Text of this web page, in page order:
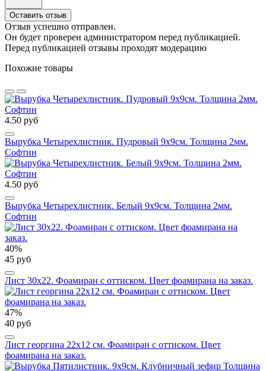
Оставить отзыв
Отзыв успешно отправлен.
Он будет проверен администратором перед публикацией.
Перед публикацией отзывы проходят модерацию
Похожие товары
4.50 руб
Вырубка Четырехлистник. Пудровый 9х9см. Толщина 2мм.
Софтин
4.50 руб
Вырубка Четырехлистник. Белый 9х9см. Толщина 2мм.
Софтин
40%
45 руб
Лист 30х22. Фоамиран с оттиском. Цвет фоамирана на заказ.
47%
40 руб
Лист георгина 22х12 см. Фоамиран с оттиском. Цвет
фоамирана на заказ.